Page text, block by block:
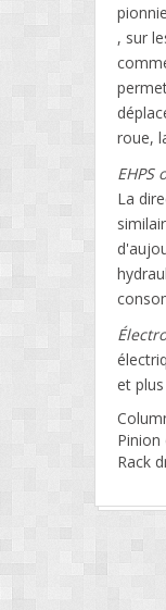
, sur
roue,
La
et
Pinion
Rack